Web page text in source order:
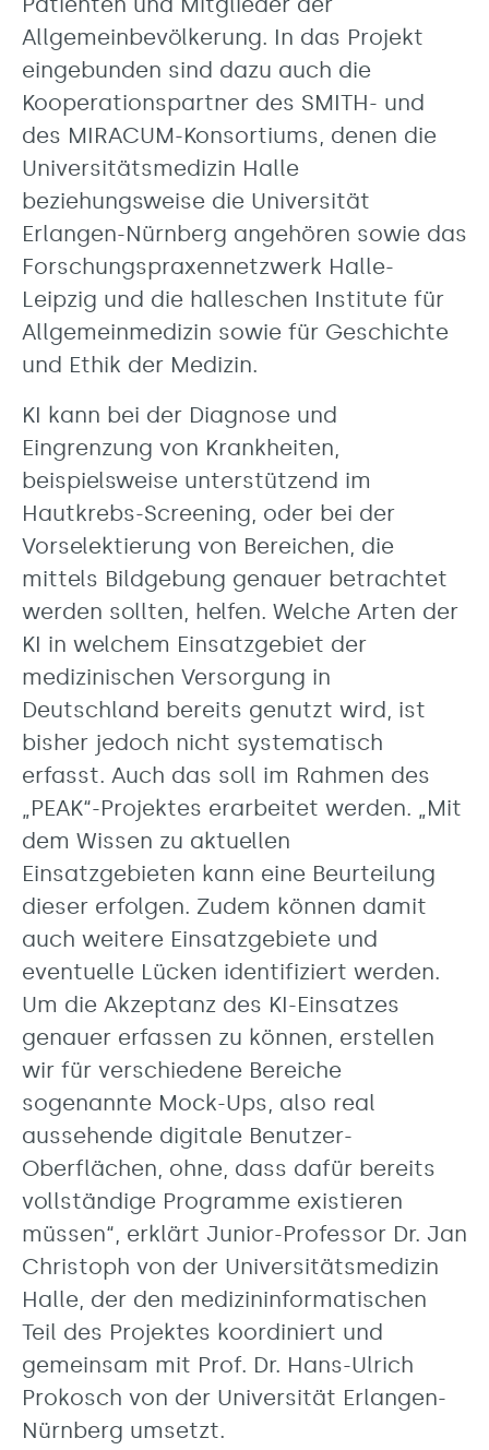
Allgemeinbevölkerung. In das Projekt
eingebunden sind dazu auch die
Kooperationspartner des SMITH- und
des MIRACUM-Konsortiums, denen die
Universitätsmedizin Halle
beziehungsweise die Universität
Erlangen-Nürnberg angehören sowie das
Forschungspraxennetzwerk Halle-
Leipzig und die halleschen Institute für
Allgemeinmedizin sowie für Geschichte
und Ethik der Medizin.
KI kann bei der Diagnose und
Eingrenzung von Krankheiten,
beispielsweise unterstützend im
Hautkrebs-Screening, oder bei der
Vorselektierung von Bereichen, die
mittels Bildgebung genauer betrachtet
werden sollten, helfen. Welche Arten der
KI in welchem Einsatzgebiet der
medizinischen Versorgung in
Deutschland bereits genutzt wird, ist
bisher jedoch nicht systematisch
erfasst. Auch das soll im Rahmen des
„PEAK“-Projektes erarbeitet werden. „Mit
dem Wissen zu aktuellen
Einsatzgebieten kann eine Beurteilung
dieser erfolgen. Zudem können damit
auch weitere Einsatzgebiete und
eventuelle Lücken identifiziert werden.
Um die Akzeptanz des KI-Einsatzes
genauer erfassen zu können, erstellen
wir für verschiedene Bereiche
sogenannte Mock-Ups, also real
aussehende digitale Benutzer-
Oberflächen, ohne, dass dafür bereits
vollständige Programme existieren
müssen“, erklärt Junior-Professor Dr. Jan
Christoph von der Universitätsmedizin
Halle, der den medizininformatischen
Teil des Projektes koordiniert und
gemeinsam mit Prof. Dr. Hans-Ulrich
Prokosch von der Universität Erlangen-
Nürnberg umsetzt.